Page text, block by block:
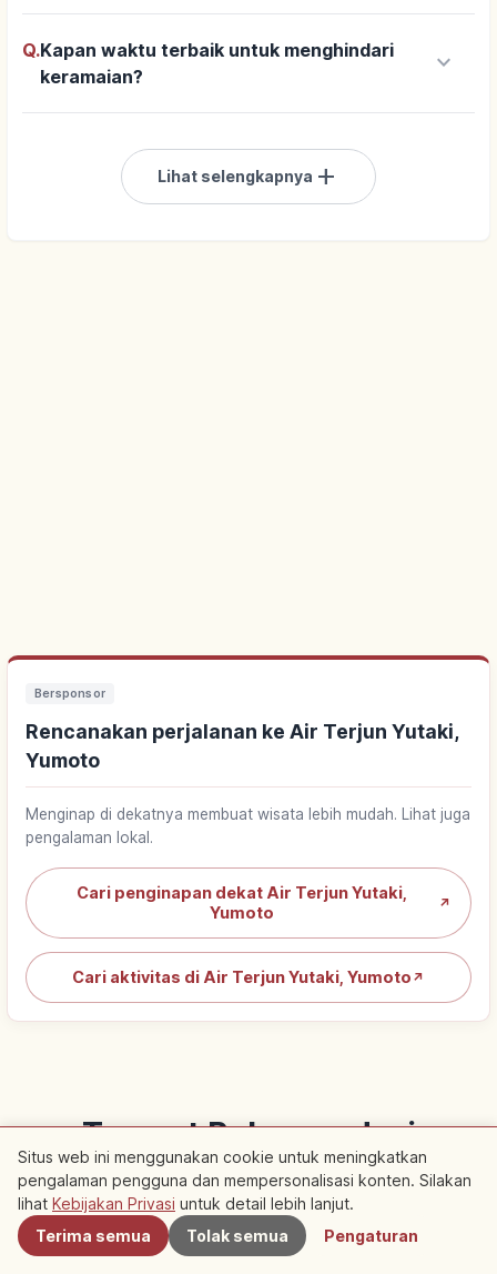
Q.Kapan waktu terbaik untuk menghindari
keramaian?
keyboard_arrow_down
Lihat selengkapnya add
Bersponsor
Rencanakan perjalanan ke Air Terjun Yutaki,
Yumoto
Menginap di dekatnya membuat wisata lebih mudah. Lihat juga
pengalaman lokal.
Cari penginapan dekat Air Terjun Yutaki,
Yumoto
↗
Cari aktivitas di Air Terjun Yutaki, Yumoto ↗
Tempat Rekomendasi
Terdekat
Lihat artikel rekomendasi di sekitar area ini
Terdekat
Situs web ini menggunakan cookie untuk meningkatkan
pengalaman pengguna dan mempersonalisasi konten. Silakan
lihat Kebijakan Privasi untuk detail lebih lanjut.
Terima semua
Tolak semua Pengaturan